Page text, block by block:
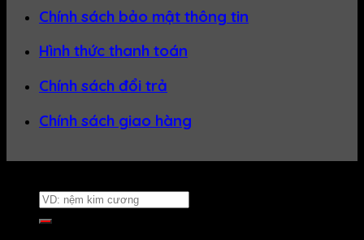
Chính sách bảo mật thông tin
Hình thức thanh toán
Chính sách đổi trả
Chính sách giao hàng
Tìm